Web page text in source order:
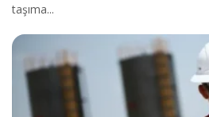
taşıma...